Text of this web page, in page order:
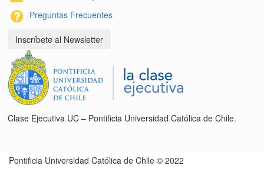
Preguntas Frecuentes
Inscríbete al Newsletter
Clase Ejecutiva UC – Pontificia Universidad Católica de Chile.
Pontificia Universidad Católica de Chile © 2022